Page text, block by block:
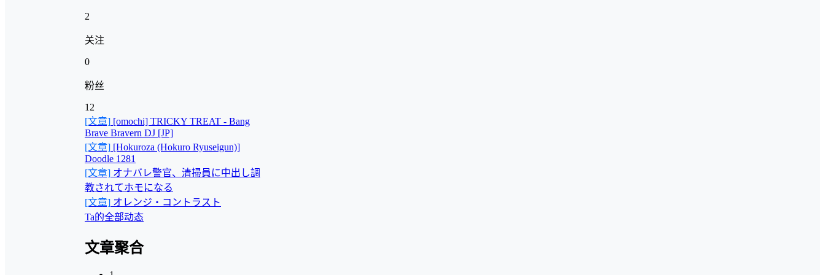
2
关注
0
粉丝
12
[文章] [omochi] TRICKY TREAT - Bang
Brave Bravern DJ [JP]
[文章] [Hokuroza (Hokuro Ryuseigun)]
Doodle 1281
[文章] オナバレ警官、清掃員に中出し調
教されてホモになる
[文章] オレンジ・コントラスト
Ta的全部动态
文章聚合